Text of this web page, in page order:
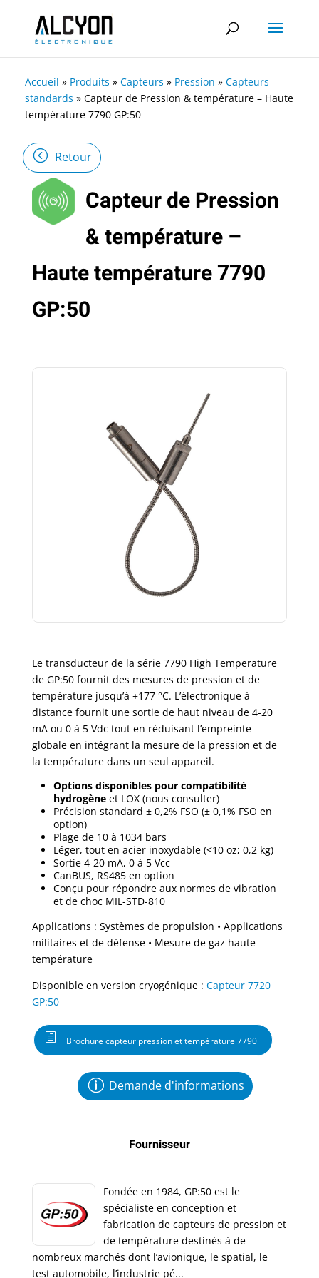
Accueil » Produits » Capteurs » Pression » Capteurs
standards » Capteur de Pression & température – Haute
température 7790 GP:50
Retour
Capteur de Pression
& température –
Haute température 7790
GP:50
Le transducteur de la série 7790 High Temperature
de GP:50 fournit des mesures de pression et de
température jusqu’à +177 °C. L’électronique à
distance fournit une sortie de haut niveau de 4-20
mA ou 0 à 5 Vdc tout en réduisant l’empreinte
globale en intégrant la mesure de la pression et de
la température dans un seul appareil.
Options disponibles pour compatibilité
hydrogèneet LOX (nous consulter)
Précision standard ± 0,2% FSO (± 0,1% FSO en
option)
Plage de 10 à 1034 bars
Léger, tout en acier inoxydable (<10 oz; 0,2 kg)
Sortie 4-20 mA, 0 à 5 Vcc
CanBUS, RS485 en option
Conçu pour répondre aux normes de vibration
et de choc MIL-STD-810
Applications : Systèmes de propulsion • Applications
militaires et de défense • Mesure de gaz haute
température
Disponible en version cryogénique : Capteur 7720
GP:50
Brochure capteur pression et température 7790
Demande d'informations
Fournisseur
Fondée en 1984, GP:50 est le
spécialiste en conception et
fabrication de capteurs de pression et
de température destinés à de
nombreux marchés dont l’avionique, le spatial, le
test automobile, l’industrie pé...